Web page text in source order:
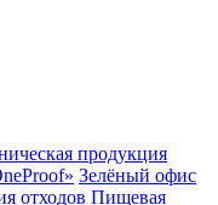
продукция
Зелёный офис
отходов Пищевая